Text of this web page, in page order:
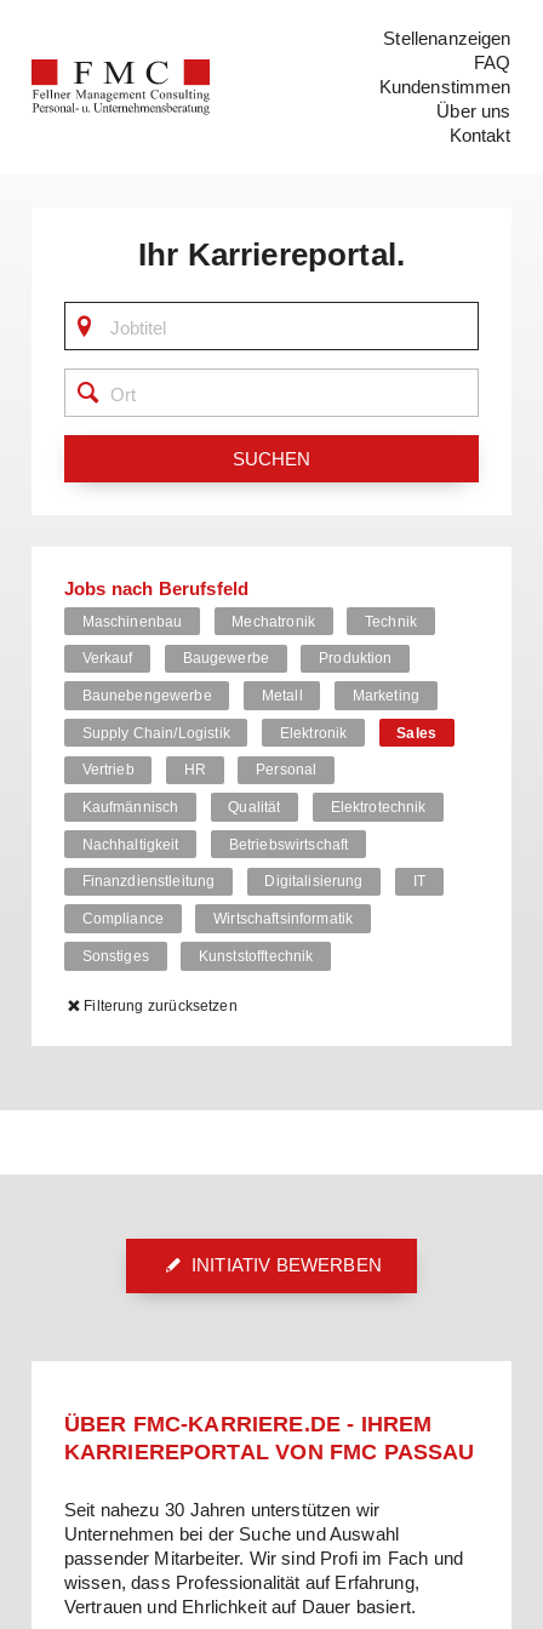
Stellenanzeigen
FAQ
Kundenstimmen
Über uns
Kontakt
Ihr Karriereportal.
SUCHEN
Jobs nach Berufsfeld
Maschinenbau Mechatronik Technik
Verkauf Baugewerbe Produktion
Baunebengewerbe Metall Marketing
Supply Chain/Logistik Elektronik Sales
Vertrieb HR Personal
Kaufmännisch Qualität Elektrotechnik
Nachhaltigkeit Betriebswirtschaft
Finanzdienstleitung Digitalisierung IT
Compliance Wirtschaftsinformatik
Sonstiges Kunststofftechnik
Filterung zurücksetzen
INITIATIV BEWERBEN
ÜBER FMC-KARRIERE.DE - IHREM
KARRIEREPORTAL VON FMC PASSAU
Seit nahezu 30 Jahren unterstützen wir
Unternehmen bei der Suche und Auswahl
passender Mitarbeiter. Wir sind Profi im Fach und
wissen, dass Professionalität auf Erfahrung,
Vertrauen und Ehrlichkeit auf Dauer basiert.